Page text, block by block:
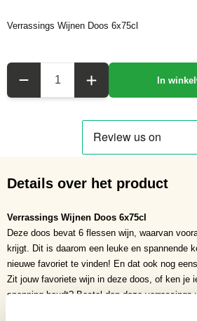
Verrassings Wijnen Doos 6x75cl
In
Details over het product
Verrassings Wijnen Doos 6x75cl
Deze doos bevat 6 flessen wijn, waarvan
krijgt. Dit is daarom een leuke en spannende
nieuwe favoriet te vinden! En dat ook nog
Zit jouw favoriete wijn in deze doos, of ken je
spanning houdt? Bestel dan deze verrassings